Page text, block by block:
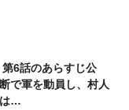
6話のあらすじ公
で軍を動員し、村人
は…